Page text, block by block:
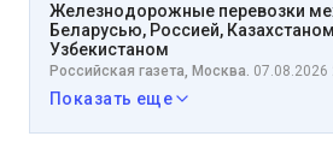
Железнодорожные перевозки
Беларусью, Россией,
Узбекистаном
Российская газета, Москва. 07.08.2026
Показать еще